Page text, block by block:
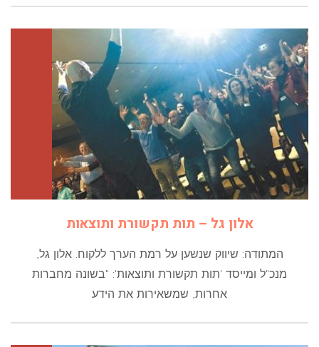
אלון גל – תות תקשורת ותוצאות
המתודה: שיווק שנשען על רמת הערך ללקוח. אלון גל,
מנכ"ל ומייסד 'תות תקשורת ותוצאות': "בשונה מחברות
אחרות, שמשאירות את הידע